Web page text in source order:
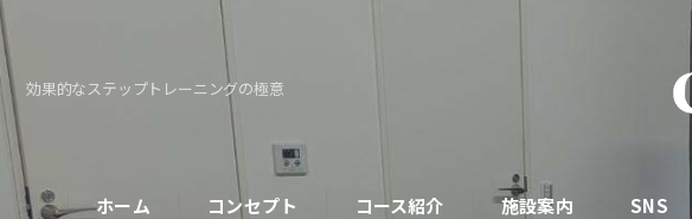
効果的なステップトレーニングの極意
ホーム コンセプト コース紹介 施設案内 SNS